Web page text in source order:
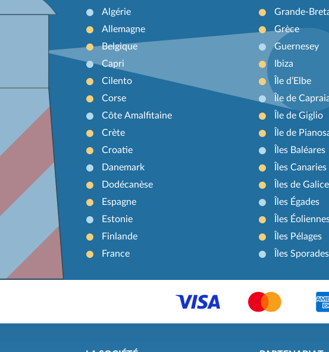
Algérie
Allemagne
Belgique
Capri
Cilento
Corse
Côte Amalfitaine
Crète
Croatie
Danemark
Dodécanèse
Espagne
Estonie
Finlande
France
Grande-
Grèce
Guernesey
Ibiza
Île d’Elbe
Île de
Île de Giglio
Île de
Îles Baléares
Îles Canaries
Îles de Galice
Îles Égades
Îles
Îles Pélages
Îles Sporades